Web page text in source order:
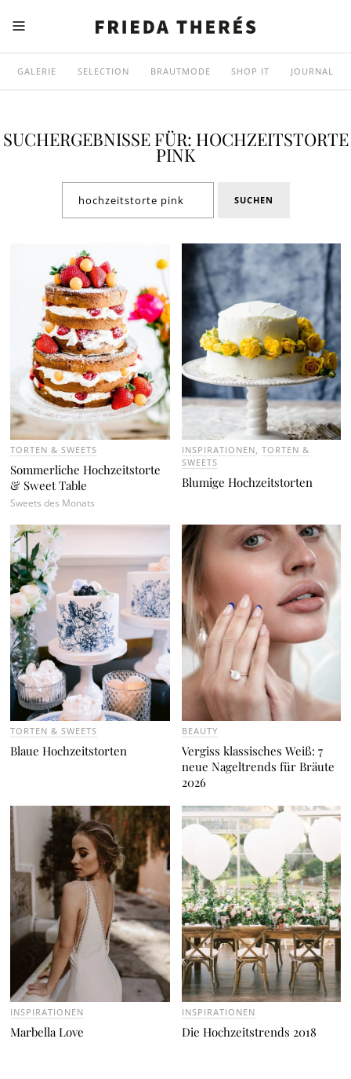
GALERIE SELECTION BRAUTMODE SHOP IT JOURNAL
SUCHERGEBNISSE FÜR: HOCHZEITSTORTE
PINK
TORTEN & SWEETS
Sommerliche Hochzeitstorte
& Sweet Table
Sweets des Monats
INSPIRATIONEN TORTEN &
SWEETS
Blumige Hochzeitstorten
TORTEN & SWEETS
Blaue Hochzeitstorten
BEAUTY
Vergiss klassisches Weiß: 7
neue Nageltrends für Bräute
2026
INSPIRATIONEN
Marbella Love
INSPIRATIONEN
Die Hochzeitstrends 2018